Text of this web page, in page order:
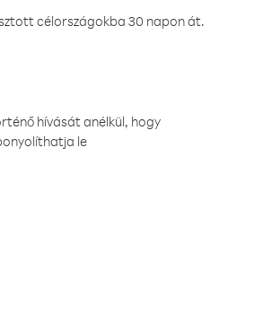
célországokba 30 napon át.
hívását anélkül, hogy
le